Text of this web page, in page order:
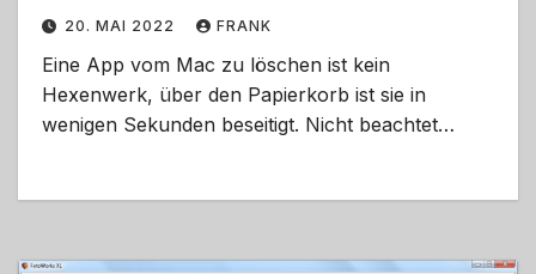
20. MAI 2022 FRANK
Eine App vom Mac zu löschen ist kein
Hexenwerk, über den Papierkorb ist sie in
wenigen Sekunden beseitigt. Nicht beachtet…